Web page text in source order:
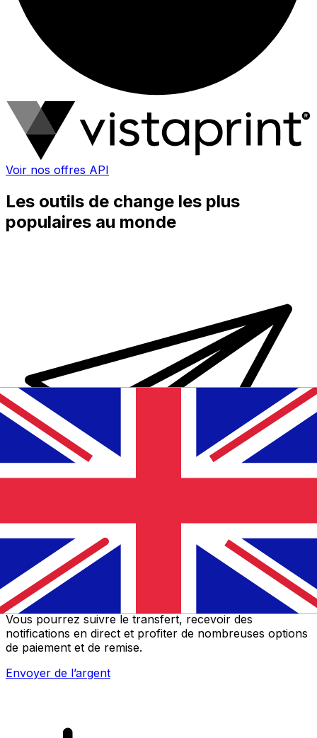
Voir nos offres API
Les outils de change les plus
populaires au monde
Transferts d'argent internationaux avec Xe
Envoyez de l'argent en ligne de façon sûre et rapide.
Vous pourrez suivre le transfert, recevoir des
notifications en direct et profiter de nombreuses options
de paiement et de remise.
Envoyer de l’argent